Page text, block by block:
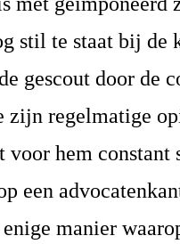
stil te staat bij de
gescout door de
zijn regelmatige
hem constant
een
manier